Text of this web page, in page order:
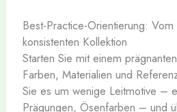
Best-Practice-Orientierung:
konsistenten Kollektion
Starten Sie mit einem
Farben, Materialien und
Sie es um wenige Leitmotive –
Prägungen, Ösenfarben – und